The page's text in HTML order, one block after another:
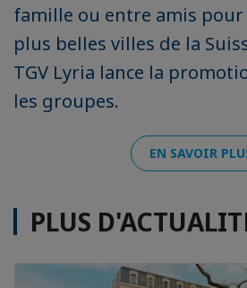
famille ou entre amis
plus belles villes de la
TGV Lyria lance la
les groupes.
EN SAVOIR
PLUS